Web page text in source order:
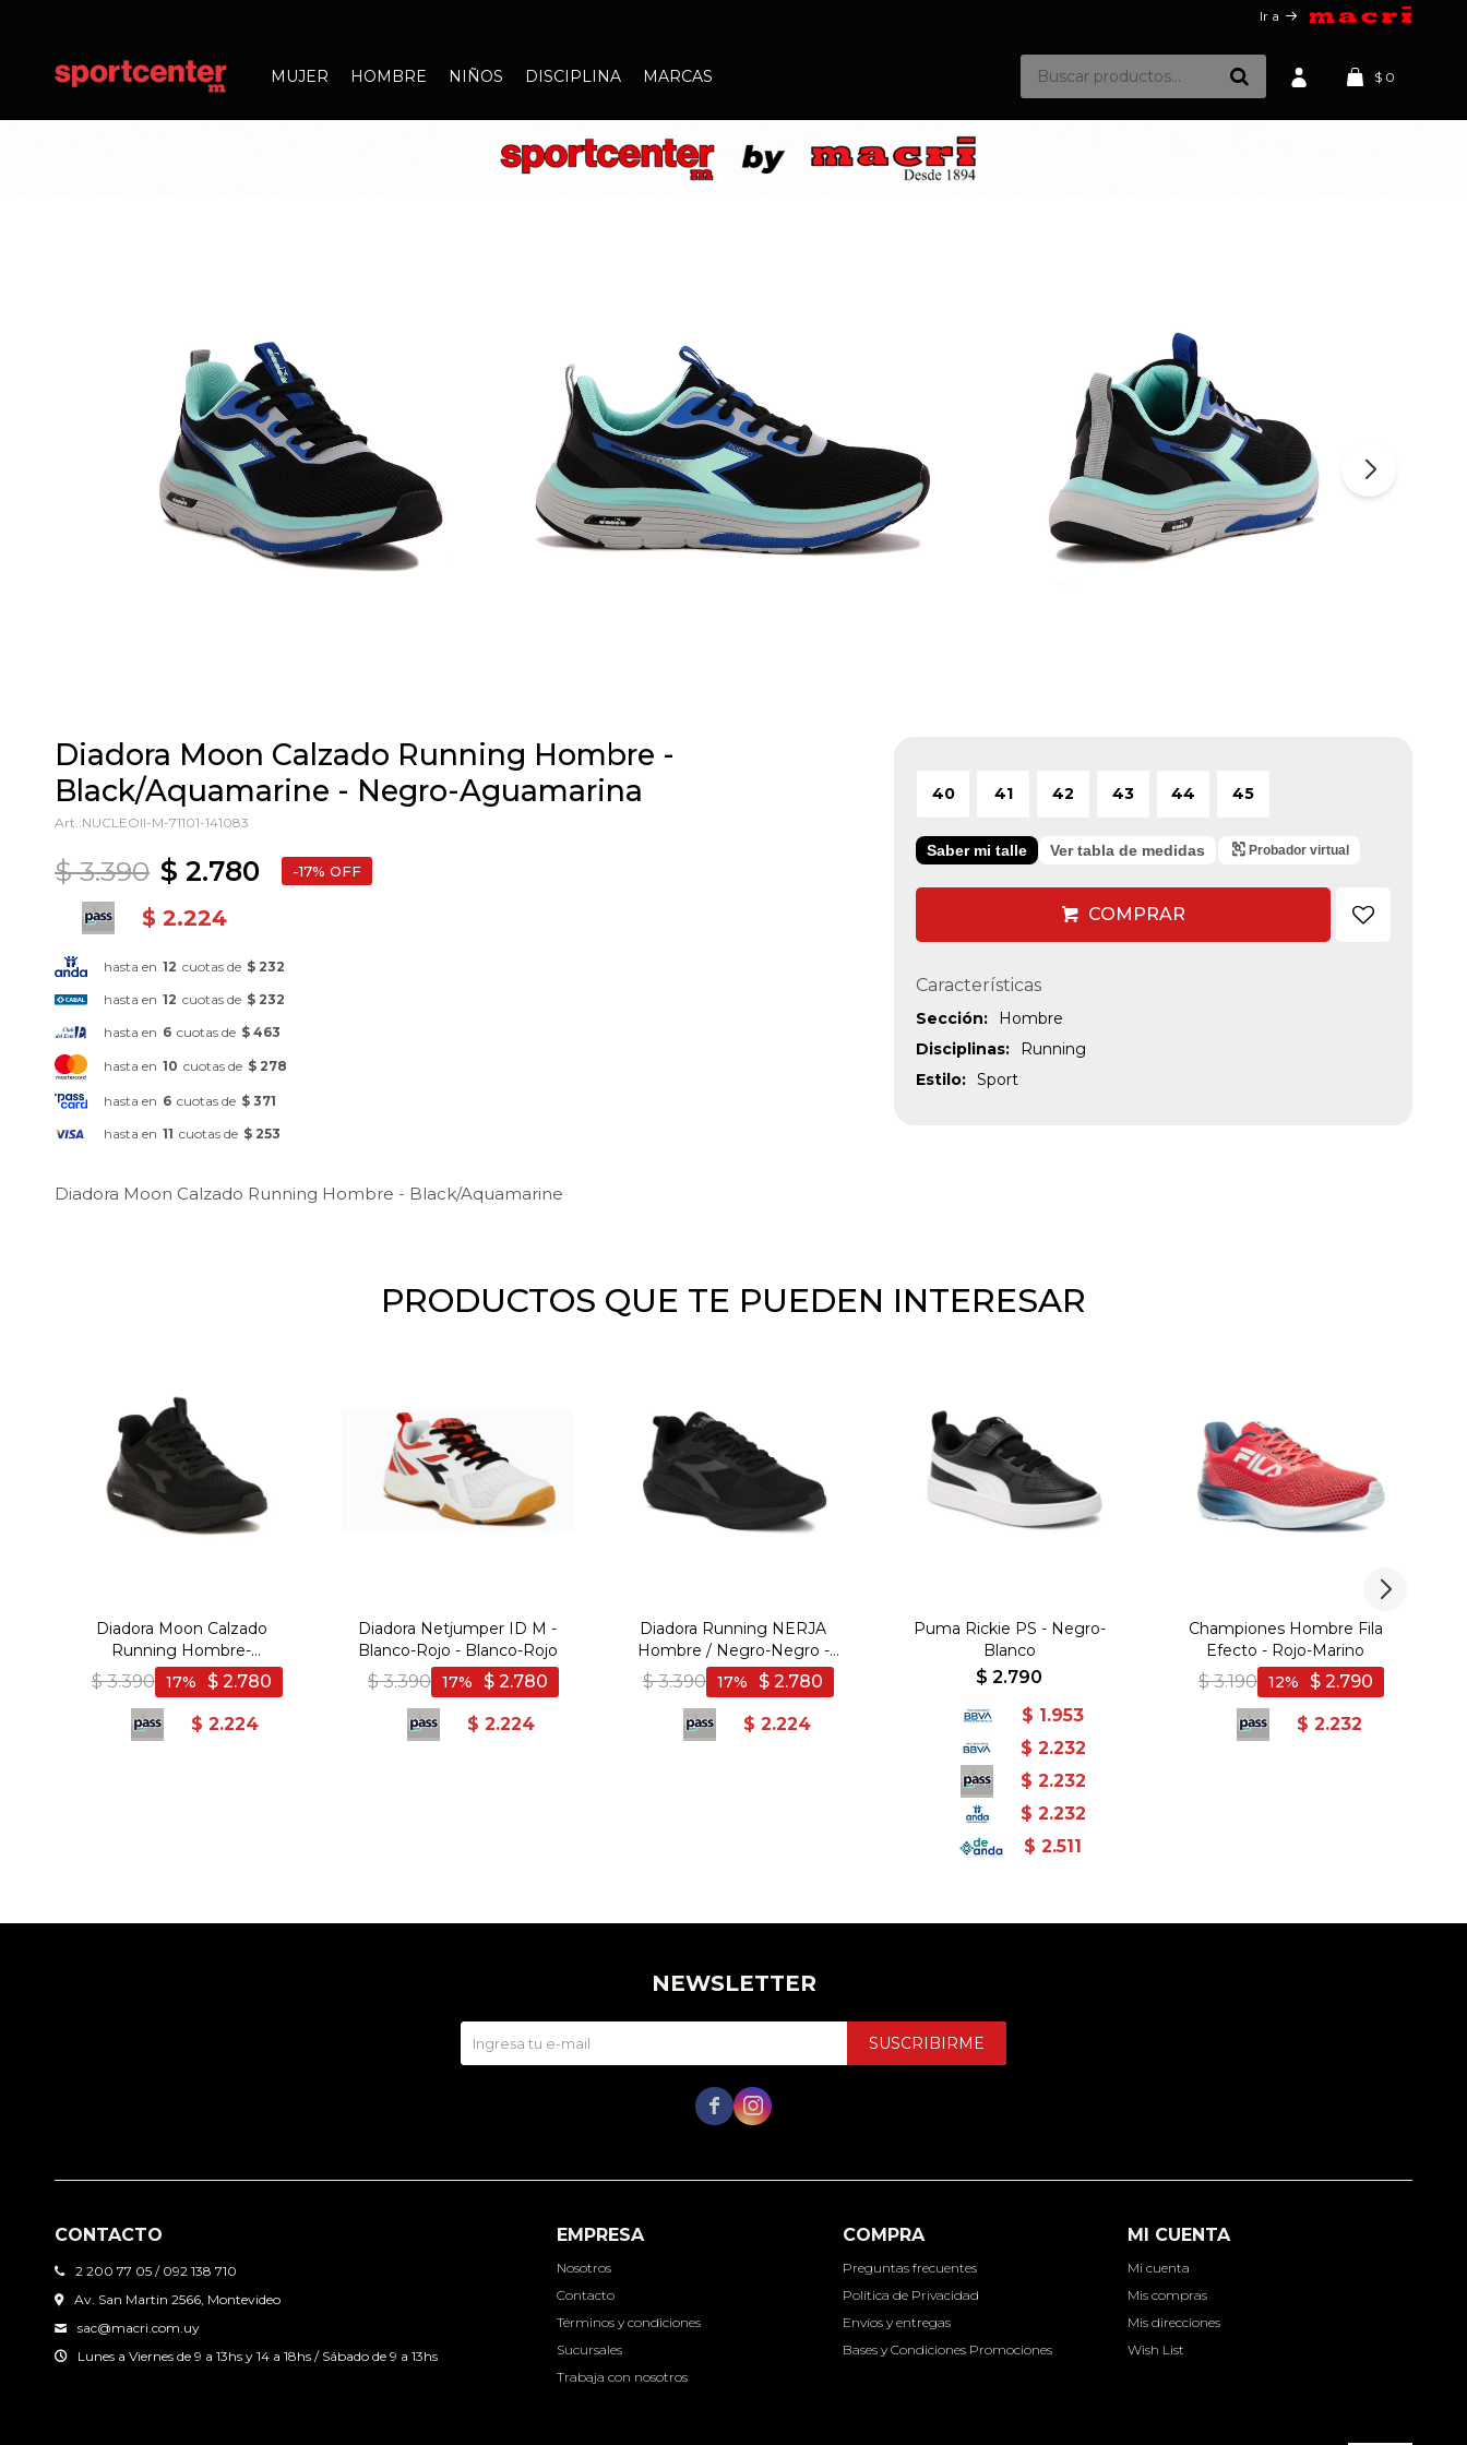
MUJER HOMBRE NIÑOS DISCIPLINA MARCAS $ 0
Ir a
Diadora Moon Calzado Running Hombre -
Black/Aquamarine - Negro-Aguamarina
NUCLEOII-M-71101-141083
$ 2.780
$ 3.390 17
$ 2.224
hasta en 12 cuotas de $ 232
hasta en 12 cuotas de $ 232
hasta en 6 cuotas de $ 463
hasta en 10 cuotas de $ 278
hasta en 6 cuotas de $ 371
hasta en 11 cuotas de $ 253
Diadora Moon Calzado Running Hombre - Black/Aquamarine
40 41 42 43 44 45
Saber mi talle Ver tabla de medidas Probador virtual
COMPRAR
Características
Sección
Hombre
Disciplinas
Running
Estilo
Sport
PRODUCTOS QUE TE PUEDEN INTERESAR
Diadora Moon Calzado
Running Hombre-
Negro/Negro - Negro-Negro
$ 3.390 $ 2.780
17
$ 2.224
Diadora Netjumper ID M -
Blanco-Rojo - Blanco-Rojo
$ 3.390 $ 2.780
17
$ 2.224
Diadora Running NERJA
Hombre / Negro-Negro -
Negro-Negro
$ 3.390 $ 2.780
17
$ 2.224
Puma Rickie PS - Negro-
Blanco
$ 2.790
$ 1.953
$ 2.232
$ 2.232
$ 2.232
$ 2.511
Championes Hombre Fila
Efecto - Rojo-Marino
$ 3.190 $ 2.790
12
$ 2.232
CONTACTO
2 200 77 05 / 092 138 710
Av. San Martin 2566, Montevideo
sac@macri.com.uy
Lunes a Viernes de 9 a 13hs y 14 a 18hs / Sábado de 9 a 13hs
EMPRESA
Nosotros
Contacto
Términos y condiciones
Sucursales
Trabaja con nosotros
COMPRA
Preguntas frecuentes
Política de Privacidad
Envíos y entregas
Bases y Condiciones Promociones
MI CUENTA
Mi cuenta
Mis compras
Mis direcciones
Wish List
NEWSLETTER
SUSCRIBIRME
 